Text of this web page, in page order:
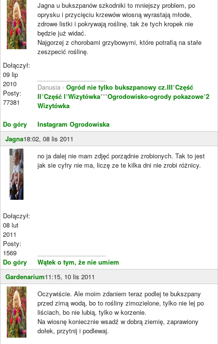
Dołączył:
09 lip
2010
Posty:
77381
Do góry
Jagna u bukszpanów szkodniki to mniejszy problem, po
oprysku i przycięciu krzewów wiosną wyrastają młode,
zdrowe listki i pokrywają roślinę, tak że tych kropek nie
będzie już widać.
Najgorzej z chorobami grzybowymi, które potrafią na stałe
zeszpecić roślinę.
Danusia - Ogród nie tylko bukszpanowy cz.III*Część
II*Część I*Wizytówka***Ogrodowisko-ogrody pokazowe*2
Wizytówka
Instagram Ogrodowiska
Jagna18:02, 08 lis 2011
Dołączył:
08 lut
2011
Posty:
1569
Do góry
no ja dalej nie mam zdjęć porządnie zrobionych. Tak to jest
jak sie cyfry nie ma, liczę ze te kilka dni nie zrobi różnicy.
Wątek o tym, że nie umiem
Gardenarium11:15, 10 lis 2011
Oczywiście. Ale moim zdaniem teraz podlej te bukszpany
przed zimą wodą, bo to rośliny zimozielone, tylko nie lej po
liściach, bo nie lubią, tylko w korzenie.
Na wiosnę koniecznie wsadź w dobrą ziemię, zaprawiony
dołek, przytnij i podlewaj.